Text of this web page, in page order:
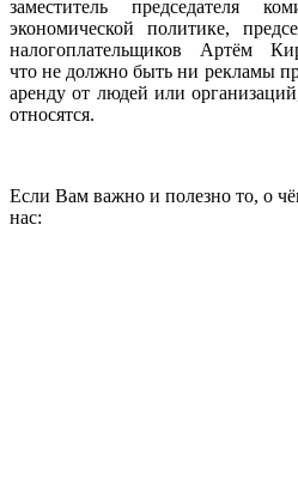
заместитель председателя
экономической политике,
налогоплательщиков Артём
что не должно быть ни рекламы
аренду от людей или
относятся.
Если Вам важно и полезно то, о
нас: